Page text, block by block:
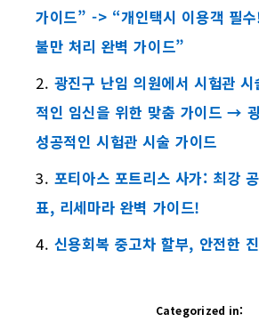
가이드” -> “개인택시 이용객 필
불만 처리 완벽 가이드”
광진구 난임 의원에서 시험관
적인 임신을 위한 맞춤 가이드 →
성공적인 시험관 시술 가이드
포티아스 포트리스 사가: 최강
표, 리세마라 완벽 가이드!
신용회복 중고차 할부, 안전한
Categorized in: